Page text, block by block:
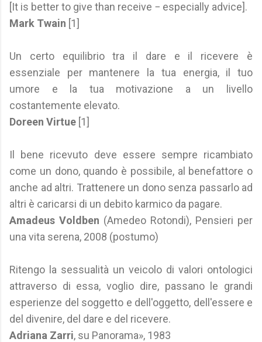
[It is better to give than receive − especially advice].
Mark Twain [1]
Un certo equilibrio tra il dare e il ricevere è
essenziale per mantenere la tua energia, il tuo
umore e la tua motivazione a un livello
costantemente elevato.
Doreen Virtue [1]
Il bene ricevuto deve essere sempre ricambiato
come un dono, quando è possibile, al benefattore o
anche ad altri. Trattenere un dono senza passarlo ad
altri è caricarsi di un debito karmico da pagare.
Amadeus Voldben (Amedeo Rotondi), Pensieri per
una vita serena, 2008 (postumo)
Ritengo la sessualità un veicolo di valori ontologici
attraverso di essa, voglio dire, passano le grandi
esperienze del soggetto e dell'oggetto, dell'essere e
del divenire, del dare e del ricevere.
Adriana Zarri, su Panorama», 1983